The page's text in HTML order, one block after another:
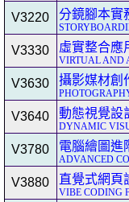
V3220 分鏡腳本實
V3330 虛實整合應
VIRTUAL AND
V3630 攝影媒材創
V3640 動態視覺設
DYNAMIC
V3780 電腦繪圖進
ADVANCED
V3880 直覺式網頁
VIBE CODING